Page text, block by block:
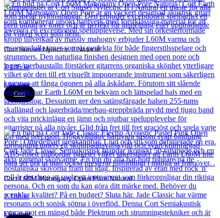
Cort Sunset Nylectric II Natural
7 135kr
Läs mer
Cort
Cort L60M Mahogany Open Pore Natural
2 188kr
Läs mer